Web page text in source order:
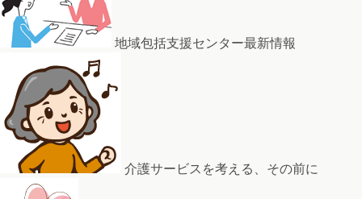
地域包括支援センター最新情報
介護サービスを考える、その前に